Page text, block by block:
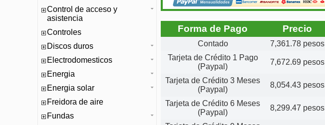
Control de acceso y
asistencia
Controles
Discos duros
Electrodomesticos
Energia
Energia solar
Freidora de aire
Fundas
Forma de Pago Precio
Contado
7,361.78 pesos
Tarjeta de Crédito 1 Pago
(Paypal)
7,672.69 pesos
Tarjeta de Crédito 3 Meses
(Paypal)
8,054.43 pesos
Tarjeta de Crédito 6 Meses
(Paypal)
8,299.47 pesos